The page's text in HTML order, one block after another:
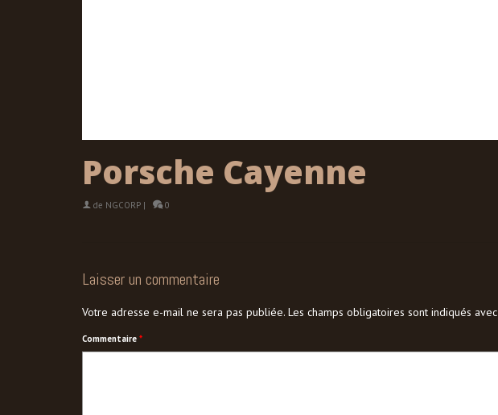
Porsche Cayenne
de NGCORP | 0
Laisser un commentaire
Votre adresse e-mail ne sera pas publiée. Les champs obligatoires sont indiqués avec
Commentaire *